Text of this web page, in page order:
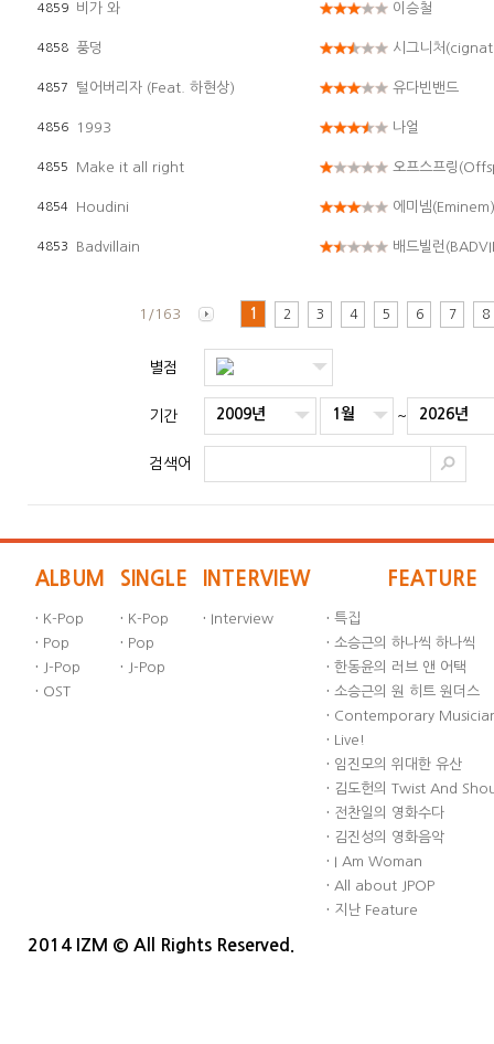
4859 비가 와 이승철
4858 풍덩 시그니처
4857 털어버리자 (Feat. 하현상) 유다빈밴드
4856 1993 나얼
4855 Make it all right 오프스프링
4854 Houdini 에미넴(Eminem)
4853 Badvillain 배드빌런
1/163 1 2 3 4 5 6 7 8
별점
기간 2009년 1월 ~ 2026년
검색어
ALBUM
· K-Pop
· Pop
· J-Pop
· OST
SINGLE
· K-Pop
· Pop
· J-Pop
INTERVIEW
· Interview
FEATURE
· 특집
· 소승근의 하나씩 하나씩
· 한동윤의 러브 앤 어택
· 소승근의 원 히트 원더스
· Contemporary
· Live!
· 임진모의 위대한 유산
· 김도헌의 Twist And
· 전찬일의 영화수다
· 김진성의 영화음악
· I Am Woman
· All about JPOP
· 지난 Feature
2014 IZM © All Rights Reserved.